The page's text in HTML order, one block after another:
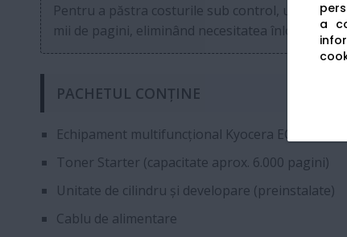
a
Pentru a păstra costurile sub control, utilizați
mii de pagini, eliminând necesitatea înlocuirii
PACHETUL CONȚINE
Echipament multifuncțional Kyocera ECOSYS
Toner Starter (capacitate aprox. 6.000 pagini)
Unitate de cilindru și developare (preinstalate)
Cablu de alimentare